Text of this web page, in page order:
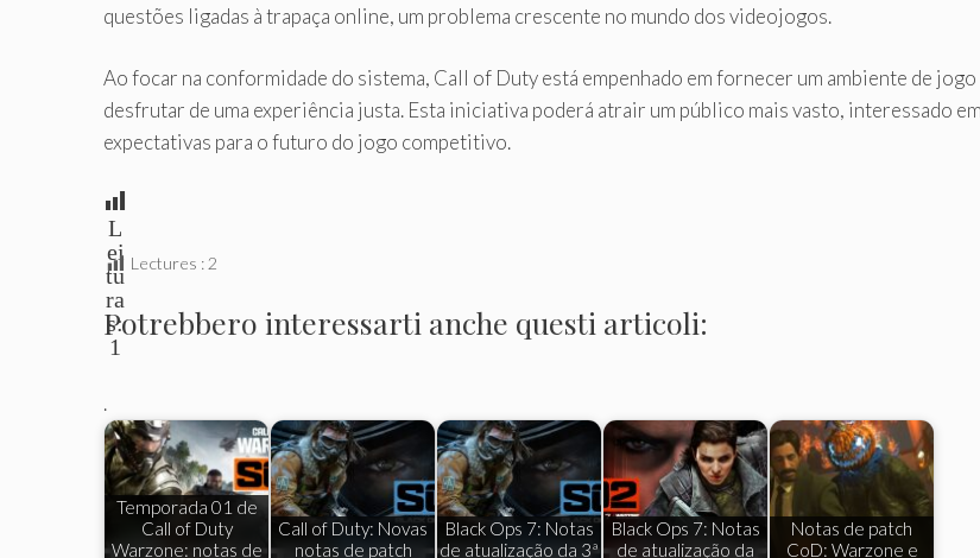
questões ligadas à trapaça online, um problema crescente no mundo dos videojogos.
Ao focar na conformidade do sistema, Call of Duty está empenhado em fornecer um ambiente de
desfrutar de uma experiência justa. Esta iniciativa poderá atrair um público mais vasto, interessado
expectativas para o futuro do jogo competitivo.
L
ei
tu
ra
s:
1
Lectures : 2
Potrebbero interessarti anche questi articoli:
.
Temporada 01 de
Call of Duty
Warzone: notas de
Call of Duty: Novas
notas de patch
Black Ops 7: Notas
de atualização da 3ª
Black Ops 7: Notas
de atualização da
Notas de patch
CoD: Warzone e